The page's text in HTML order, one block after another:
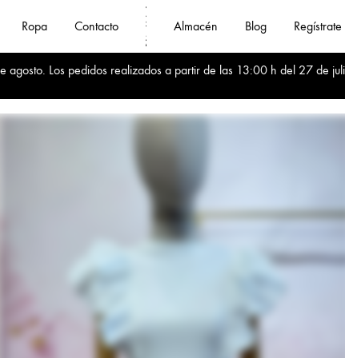
Los pedidos realizados a partir de las 13:00 h del 27 de
Ropa Contacto
Fanny
Jin
❤️
Mayoristas
Compra
Online
al
por
mujer
calidad
🚛
Almacén Blog Regístrate